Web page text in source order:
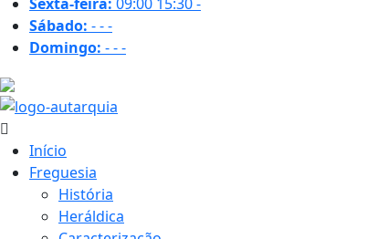
Sábado: ---
Domingo: ---
Início
Freguesia
História
Heráldica